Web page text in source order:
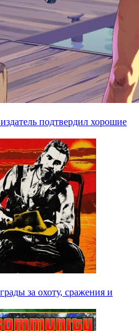
подтвердил хорошие
за охоту, сражения и